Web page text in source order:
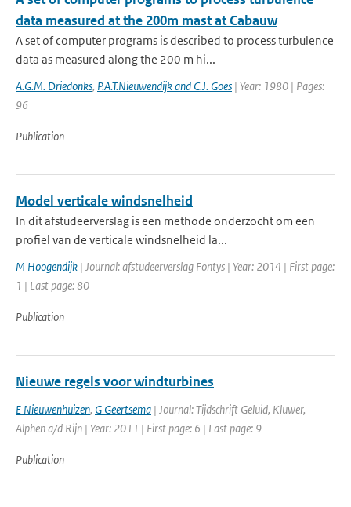
data measured at the 200m mast at Cabauw
A set of computer programs is described to process turbulence
data as measured along the 200 m hi...
A.G.M. Driedonks, P.A.T.Nieuwendijk and C.J. Goes | Year: 1980 | Pages:
96
Publication
Model verticale windsnelheid
In dit afstudeerverslag is een methode onderzocht om een
profiel van de verticale windsnelheid la...
M Hoogendijk | Journal: afstudeerverslag Fontys | Year: 2014 | First page:
1 | Last page: 80
Publication
Nieuwe regels voor windturbines
E Nieuwenhuizen, G Geertsema | Journal: Tijdschrift Geluid, Kluwer,
Alphen a/d Rijn | Year: 2011 | First page: 6 | Last page: 9
Publication